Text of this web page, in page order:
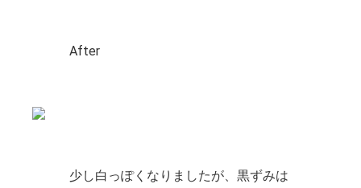
After
少し白っぽくなりましたが、黒ずみは